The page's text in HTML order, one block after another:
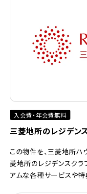
入会費・年会費無料
三菱地所のレジデン
この物件を、三菱地所ハ
菱地所のレジデンスクラ
アムな各種サービスや特